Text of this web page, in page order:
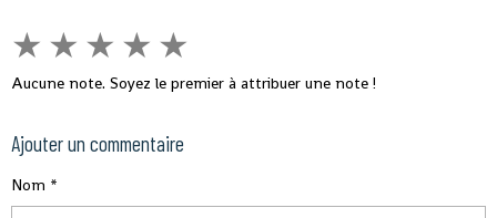
★ ★ ★ ★ ★
Aucune note. Soyez le premier à attribuer une note !
Ajouter un commentaire
Nom